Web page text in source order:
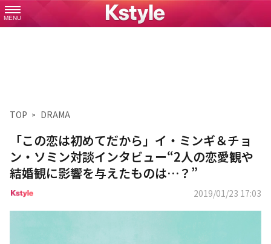
MENU
TOP DRAMA
「この恋は初めてだから」イ・ミンギ＆チョ
ン・ソミン対談インタビュー“2人の恋愛観や
結婚観に影響を与えたものは…？”
2019/01/23 17:03